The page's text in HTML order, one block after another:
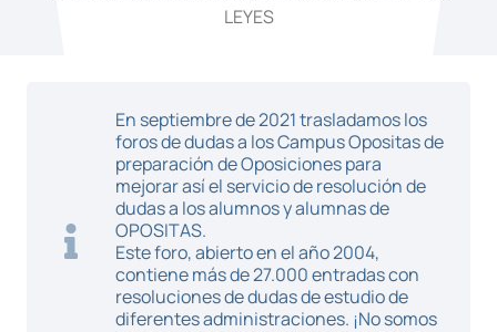
LEYES
En septiembre de 2021 trasladamos los
foros de dudas a los Campus Opositas de
preparación de Oposiciones para
mejorar así el servicio de resolución de
dudas a los alumnos y alumnas de
OPOSITAS.
Este foro, abierto en el año 2004,
contiene más de 27.000 entradas con
resoluciones de dudas de estudio de
diferentes administraciones. ¡No somos